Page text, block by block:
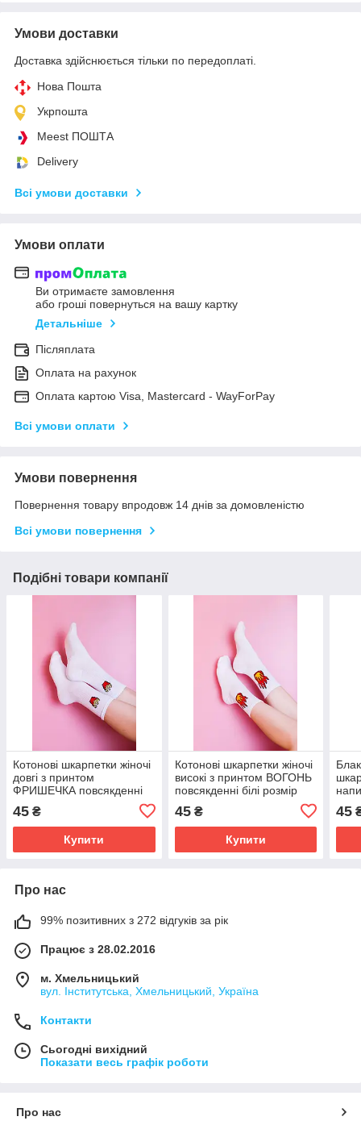
Умови доставки
Доставка здійснюється тільки по передоплаті.
Нова Пошта
Укрпошта
Meest ПОШТА
Delivery
Всі умови доставки
Умови оплати
Ви отримаєте замовлення
або гроші повернуться на вашу картку
Детальніше
Післяплата
Оплата на рахунок
Оплата картою Visa, Mastercard - WayForPay
Всі умови оплати
Умови повернення
Повернення товару впродовж 14 днів за домовленістю
Всі умови повернення
Подібні товари компанії
Котонові шкарпетки жіночі
довгі з принтом
ФРИШЕЧКА повсякденні
45 ₴
Купити
Котонові шкарпетки жіночі
високі з принтом ВОГОНЬ
повсякденні білі розмір
45₴
Купити
45
Про нас
99% позитивних з 272 відгуків за рік
Працює з 28.02.2016
м. Хмельницький
вул. Інститутська, Хмельницький, Україна
Контакти
Сьогодні вихідний
Показати весь графік роботи
Про нас